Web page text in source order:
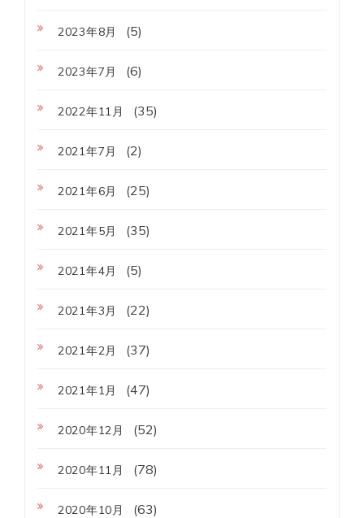
2023年8月 (5)
2023年7月 (6)
2022年11月 (35)
2021年7月 (2)
2021年6月 (25)
2021年5月 (35)
2021年4月 (5)
2021年3月 (22)
2021年2月 (37)
2021年1月 (47)
2020年12月 (52)
2020年11月 (78)
2020年10月 (63)